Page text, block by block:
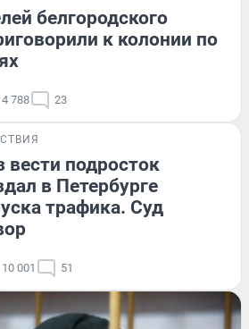
белгородского
к колонии по
4 788 23
подросток
в Петербурге
трафика. Суд
10 001 51